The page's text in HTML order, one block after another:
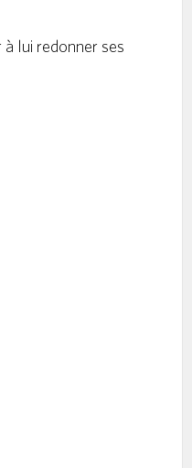
lui redonner ses